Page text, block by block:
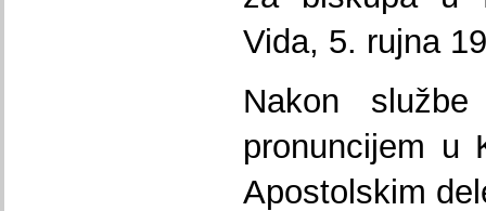
Vida, 5. rujna
Nakon
pronuncijem u
Apostolskim